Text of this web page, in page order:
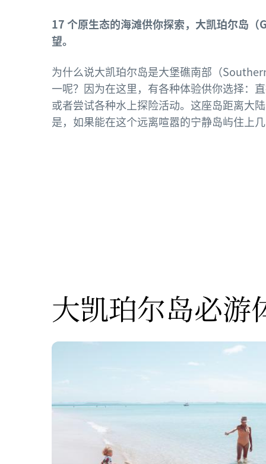
17 个原生态的海滩供你探索，大凯珀尔岛
望。
为什么说大凯珀尔岛是大堡礁南部（
一呢？因为在这里，有各种体验供你选择：
或者尝试各种水上探险活动。这座岛距离大
是，如果能在这个远离喧嚣的宁静岛屿住上
大凯珀尔岛必游